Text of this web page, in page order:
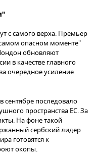
с самого верха. Премьер
опасном моменте"
обновляют
в качестве главного
очередное усиление
последовало
пространства ЕС. За
На фоне такой
сербский лидер
готовятся к
окопы.